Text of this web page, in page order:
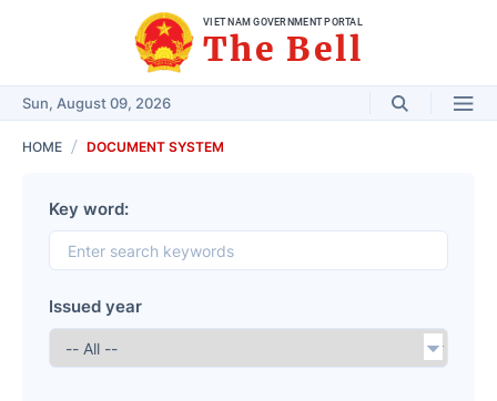
VIET NAM GOVERNMENT PORTAL
The Bell
Sun, August 09, 2026
HOME DOCUMENT SYSTEM
Key word:
Issued year